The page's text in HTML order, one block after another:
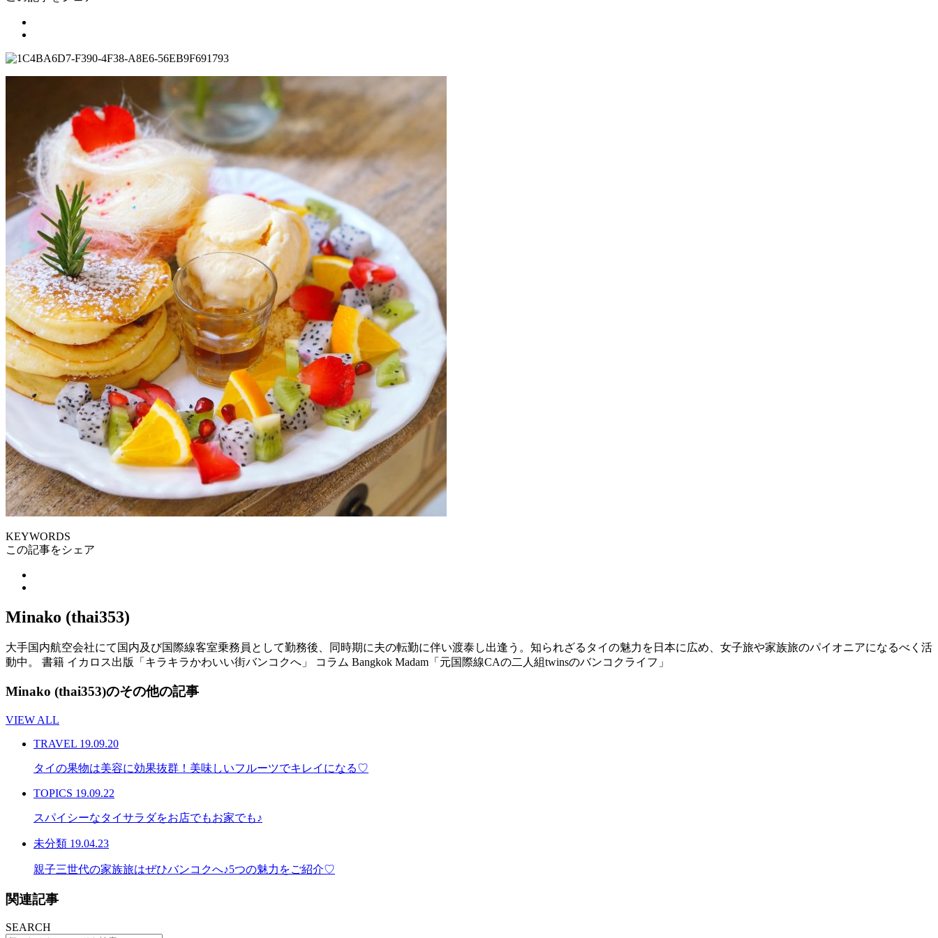
KEYWORDS
この記事をシェア
Minako (thai353)
大手国内航空会社にて国内及び国際線客室乗務員として勤務後、同時期に夫の転勤に伴い渡泰し出逢う。知られざるタイの魅力を日本に広め、女子旅や家族旅のパイオニアになるべく活
動中。 書籍 イカロス出版「キラキラかわいい街バンコクへ」 コラム Bangkok Madam「元国際線CAの二人組twinsのバンコクライフ」
Minako (thai353)のその他の記事
VIEW ALL
TRAVEL 19.09.20
タイの果物は美容に効果抜群！美味しいフルーツでキレイになる♡
TOPICS 19.09.22
スパイシーなタイサラダをお店でもお家でも♪
未分類 19.04.23
親子三世代の家族旅はぜひバンコクへ♪5つの魅力をご紹介♡
関連記事
SEARCH